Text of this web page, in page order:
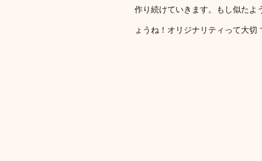
作り続けていきます。もし似たよ
ょうね！オリジナリティって大切